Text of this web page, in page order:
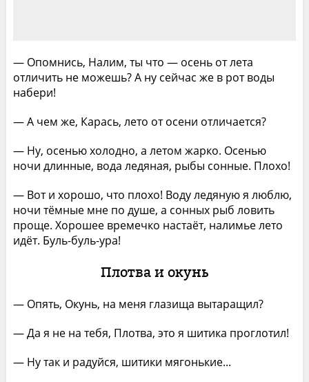
— Опомнись, Налим, ты что — осень от лета
отличить не можешь? А ну сейчас же в рот воды
набери!
— А чем же, Карась, лето от осени отличается?
— Ну, осенью холодно, а летом жарко. Осенью
ночи длинные, вода ледяная, рыбы сонные. Плохо!
— Вот и хорошо, что плохо! Воду ледяную я люблю,
ночи тёмные мне по душе, а сонных рыб ловить
проще. Хорошее времечко настаёт, налимье лето
идёт. Буль-буль-ура!
Плотва и окунь
— Опять, Окунь, на меня глазища вытаращил?
— Да я не на тебя, Плотва, это я шитика проглотил!
— Ну так и радуйся, шитики мягонькие...